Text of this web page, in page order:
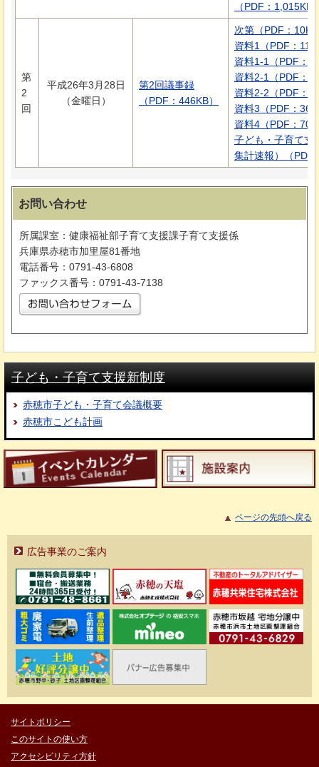
（PDF：1,015KB
第
2
回
平成26年3月28日
（金曜日）
第2回議事録
（PDF：446KB）
次第（PDF：
資料1（PDF：
資料1-1（PDF：
資料2-1（PDF：
資料2-2（PDF：
資料3（PDF：
資料4（PDF：
子ども・子育て支
集計速報）（PDF
お問い合わせ
所属課室：健康福祉部子育て支援課子育て支援係
兵庫県赤穂市加里屋81番地
電話番号：0791-43-6808
ファックス番号：0791-43-7138
子ども・子育て支援新制度
赤穂市子ども・子育て会議概要
赤穂市こども計画
ページの先頭へ戻る
広告事業のご案内
サイトポリシー
このサイトの使い方
アクセシビリティ方針